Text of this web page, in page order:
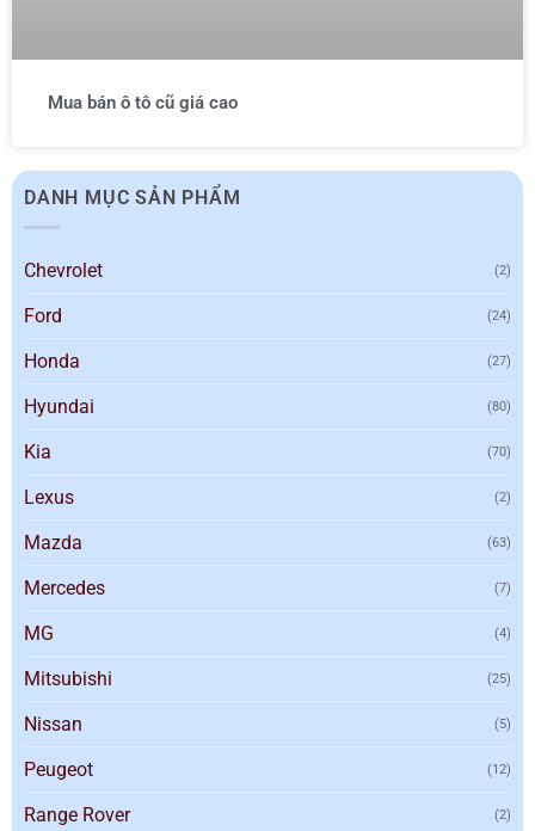
Mua bán ô tô cũ giá cao
DANH MỤC SẢN PHẨM
Chevrolet (2)
Ford (24)
Honda (27)
Hyundai (80)
Kia (70)
Lexus (2)
Mazda (63)
Mercedes (7)
MG (4)
Mitsubishi (25)
Nissan (5)
Peugeot (12)
Range Rover (2)